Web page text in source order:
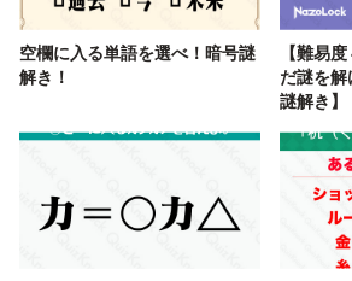
空欄に入る単語を選べ！暗号謎
解き！
【難易
だ謎を
謎解き】